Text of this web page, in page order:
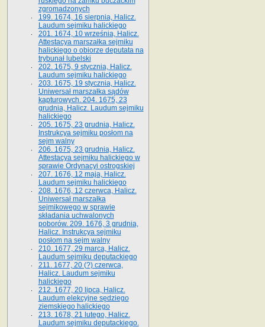
zgromadzonych
199. 1674, 16 sierpnia, Halicz.
Laudum sejmiku halickiego
201. 1674, 10 września, Halicz.
Attestacya marszałka sejmiku
halickiego o obiorze deputata na
trybunał lubelski
202. 1675, 9 stycznia, Halicz.
Laudum sejmiku halickiego
203. 1675, 19 stycznia, Halicz.
Uniwersał marszałka sądów
kapturowych. 204. 1675, 23
grudnia, Halicz. Laudum sejmiku
halickiego
205. 1675, 23 grudnia, Halicz.
Instrukcya sejmiku posłom na
sejm walny
206. 1675, 23 grudnia, Halicz.
Attestacya sejmiku halickiego w
sprawie Ordynacyi ostrogskiej
207. 1676, 12 maja, Halicz.
Laudum sejmiku halickiego
208. 1676, 12 czerwca, Halicz.
Uniwersał marszałka
sejmikowego w sprawie
składania uchwalonych
poborów. 209. 1676, 3 grudnia,
Halicz. Instrukcya sejmiku
posłom na sejm walny
210. 1677, 29 marca, Halicz.
Laudum sejmiku deputackiego
211. 1677, 20 (?) czerwca,
Halicz. Laudum sejmiku
halickiego
212. 1677, 20 lipca, Halicz.
Laudum elekcyjne sędziego
ziemskiego halickiego
213. 1678, 21 lutego, Halicz.
Laudum sejmiku deputackiego.